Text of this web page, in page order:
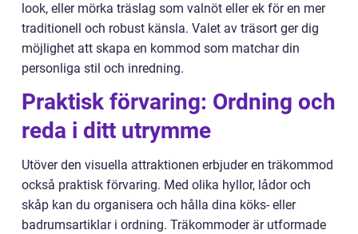
look, eller mörka träslag som valnöt eller ek för en mer
traditionell och robust känsla. Valet av träsort ger dig
möjlighet att skapa en kommod som matchar din
personliga stil och inredning.
Praktisk förvaring: Ordning och
reda i ditt utrymme
Utöver den visuella attraktionen erbjuder en träkommod
också praktisk förvaring. Med olika hyllor, lådor och
skåp kan du organisera och hålla dina köks- eller
badrumsartiklar i ordning. Träkommoder är utformade